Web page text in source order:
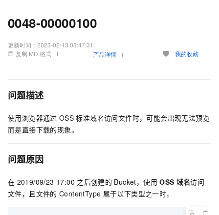
0048-00000100
更新时间： 2023-02-13 03:47:31
复制 MD 格式
产品详情 我的收藏
问题描述
使用浏览器通过 OSS 标准域名访问文件时，可能会出现无法预览
而是直接下载的现象。
问题原因
在 2019/09/23 17:00 之后创建的 Bucket，使用 OSS 域名访问
文件，且文件的 ContentType 属于以下类型之一时，